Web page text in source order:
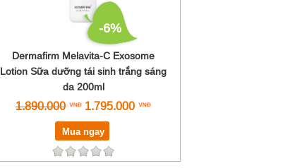
-6%
Dermafirm Melavita-C Exosome
Lotion Sữa dưỡng tái sinh trắng sáng
da 200ml
1.890.000 1.795.000
Mua ngay